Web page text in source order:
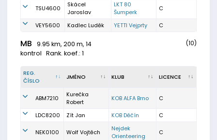
TSU4600
Skácel
Jaroslav
LKT 80
Šumperk
C
VEY5600 Kadlec Luděk YETTI Vejprty C
MB
9.95 km, 200 m, 14
kontrol Rank. koef.: 1
(10)
REG.
ČÍSLO
JMÉNO KLUB LICENCE
ABM7210
Kurečka
Robert
KOB ALFA Brno C
LDC8200 Zít Jan KOB Děčín C
NEK0100 Wolf Vojtěch
Nejdek
Orienteering
C